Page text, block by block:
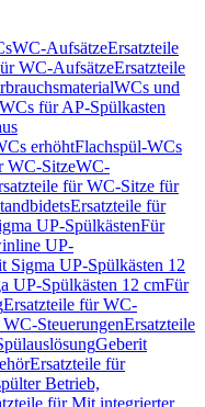
WC-AufsätzeErsatzteile
WC-AufsätzeErsatzteile
WCs und
für AP-Spülkasten
erhöhtFlachspül-WCs
WC-SitzeWC-
für WC-Sitze für
Ersatzteile für
UP-SpülkästenFür
UP-
Sigma UP-Spülkästen 12
UP-Spülkästen 12 cmFür
Ersatzteile für WC-
SteuerungenErsatzteile
Geberit
Ersatzteile für
Betrieb,
für Mit integrierter